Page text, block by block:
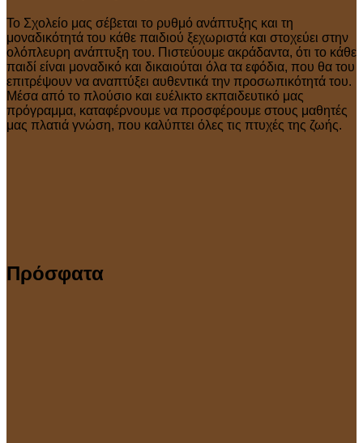
Το Σχολείο μας σέβεται το ρυθμό ανάπτυξης και τη
μοναδικότητά του κάθε παιδιού ξεχωριστά και στοχεύει στην
ολόπλευρη ανάπτυξη του. Πιστεύουμε ακράδαντα, ότι το κάθε
παιδί είναι μοναδικό και δικαιούται όλα τα εφόδια, που θα του
επιτρέψουν να αναπτύξει αυθεντικά την προσωπικότητά του.
Μέσα από το πλούσιο και ευέλικτο εκπαιδευτικό μας
πρόγραμμα, καταφέρνουμε να προσφέρουμε στους μαθητές
μας πλατιά γνώση, που καλύπτει όλες τις πτυχές της ζωής.
Πρόσφατα